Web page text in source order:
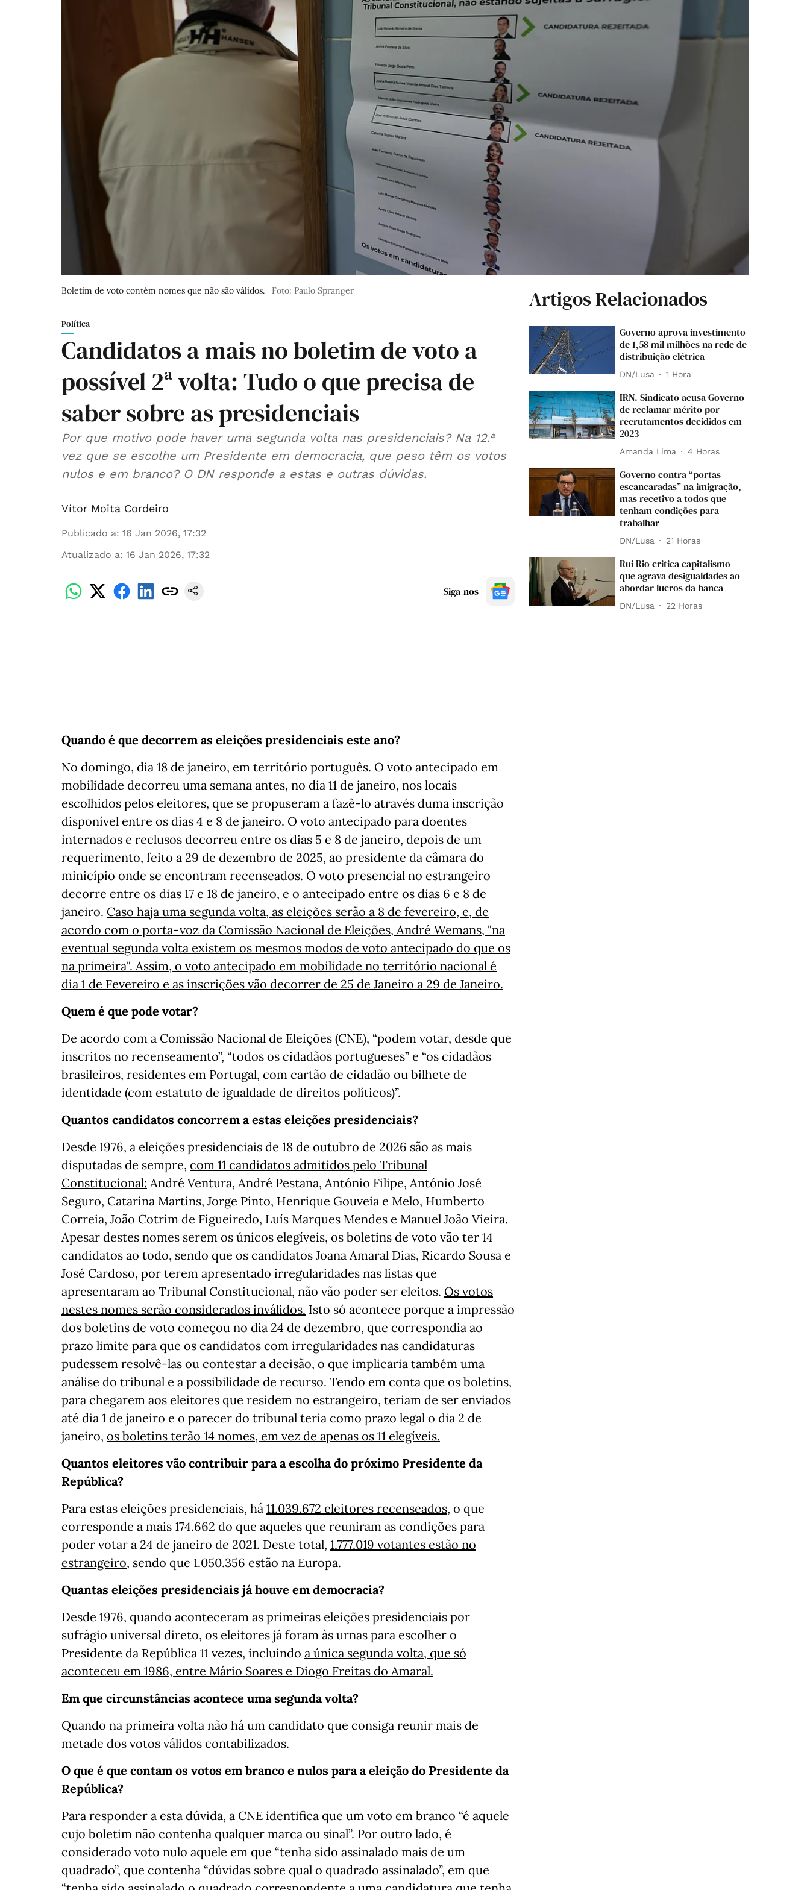
Boletim de voto contém nomes que não são válidos. Foto: Paulo Spranger
Política
Candidatos a mais no boletim de voto a
possível 2ª volta: Tudo o que precisa de
saber sobre as presidenciais
Por que motivo pode haver uma segunda volta nas presidenciais? Na 12.ª
vez que se escolhe um Presidente em democracia, que peso têm os votos
nulos e em branco? O DN responde a estas e outras dúvidas.
Vítor Moita Cordeiro
Publicado a: 16 Jan 2026, 17:32
Atualizado a: 16 Jan 2026, 17:32
Siga-nos
Quando é que decorrem as eleições presidenciais este ano?
No domingo, dia 18 de janeiro, em território português. O voto antecipado em
mobilidade decorreu uma semana antes, no dia 11 de janeiro, nos locais
escolhidos pelos eleitores, que se propuseram a fazê-lo através duma inscrição
disponível entre os dias 4 e 8 de janeiro. O voto antecipado para doentes
internados e reclusos decorreu entre os dias 5 e 8 de janeiro, depois de um
requerimento, feito a 29 de dezembro de 2025, ao presidente da câmara do
minicípio onde se encontram recenseados. O voto presencial no estrangeiro
decorre entre os dias 17 e 18 de janeiro, e o antecipado entre os dias 6 e 8 de
janeiro. Caso haja uma segunda volta, as eleições serão a 8 de fevereiro, e, de
acordo com o porta-voz da Comissão Nacional de Eleições, André Wemans, "na
eventual segunda volta existem os mesmos modos de voto antecipado do que os
na primeira". Assim, o voto antecipado em mobilidade no território nacional é
dia 1 de Fevereiro e as inscrições vão decorrer de 25 de Janeiro a 29 de Janeiro.
Quem é que pode votar?
De acordo com a Comissão Nacional de Eleições (CNE), “podem votar, desde que
inscritos no recenseamento”, “todos os cidadãos portugueses” e “os cidadãos
brasileiros, residentes em Portugal, com cartão de cidadão ou bilhete de
identidade (com estatuto de igualdade de direitos políticos)”.
Quantos candidatos concorrem a estas eleições presidenciais?
Desde 1976, a eleições presidenciais de 18 de outubro de 2026 são as mais
disputadas de sempre, com 11 candidatos admitidos pelo Tribunal
Constitucional: André Ventura, André Pestana, António Filipe, António José
Seguro, Catarina Martins, Jorge Pinto, Henrique Gouveia e Melo, Humberto
Correia, João Cotrim de Figueiredo, Luís Marques Mendes e Manuel João Vieira.
Apesar destes nomes serem os únicos elegíveis, os boletins de voto vão ter 14
candidatos ao todo, sendo que os candidatos Joana Amaral Dias, Ricardo Sousa e
José Cardoso, por terem apresentado irregularidades nas listas que
apresentaram ao Tribunal Constitucional, não vão poder ser eleitos. Os votos
nestes nomes serão considerados inválidos. Isto só acontece porque a impressão
dos boletins de voto começou no dia 24 de dezembro, que correspondia ao
prazo limite para que os candidatos com irregularidades nas candidaturas
pudessem resolvê-las ou contestar a decisão, o que implicaria também uma
análise do tribunal e a possibilidade de recurso. Tendo em conta que os boletins,
para chegarem aos eleitores que residem no estrangeiro, teriam de ser enviados
até dia 1 de janeiro e o parecer do tribunal teria como prazo legal o dia 2 de
janeiro, os boletins terão 14 nomes, em vez de apenas os 11 elegíveis.
Quantos eleitores vão contribuir para a escolha do próximo Presidente da
República?
Para estas eleições presidenciais, há 11.039.672 eleitores recenseados, o que
corresponde a mais 174.662 do que aqueles que reuniram as condições para
poder votar a 24 de janeiro de 2021. Deste total, 1.777.019 votantes estão no
estrangeiro, sendo que 1.050.356 estão na Europa.
Quantas eleições presidenciais já houve em democracia?
Desde 1976, quando aconteceram as primeiras eleições presidenciais por
sufrágio universal direto, os eleitores já foram às urnas para escolher o
Presidente da República 11 vezes, incluindo a única segunda volta, que só
aconteceu em 1986, entre Mário Soares e Diogo Freitas do Amaral.
Em que circunstâncias acontece uma segunda volta?
Quando na primeira volta não há um candidato que consiga reunir mais de
metade dos votos válidos contabilizados.
O que é que contam os votos em branco e nulos para a eleição do Presidente da
República?
Para responder a esta dúvida, a CNE identifica que um voto em branco “é aquele
cujo boletim não contenha qualquer marca ou sinal”. Por outro lado, é
considerado voto nulo aquele em que “tenha sido assinalado mais de um
quadrado”, que contenha “dúvidas sobre qual o quadrado assinalado”, em que
Artigos Relacionados
Governo aprova investimento
de 1,58 mil milhões na rede de
distribuição elétrica
DN/Lusa 1 Hora
IRN. Sindicato acusa Governo
de reclamar mérito por
recrutamentos decididos em
2023
Amanda Lima 4 Horas
Governo contra “portas
escancaradas” na imigração,
mas recetivo a todos que
tenham condições para
trabalhar
DN/Lusa 21 Horas
Rui Rio critica capitalismo
que agrava desigualdades ao
abordar lucros da banca
DN/Lusa 22 Horas